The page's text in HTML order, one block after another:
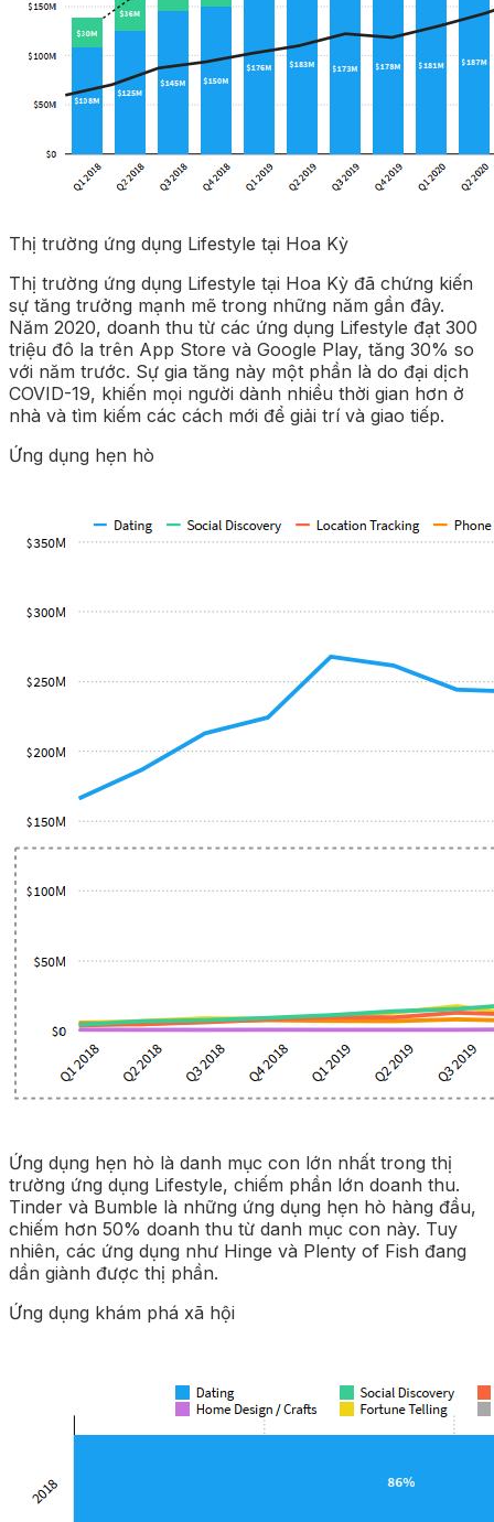
Thị trường ứng dụng Lifestyle tại Hoa Kỳ
Thị trường ứng dụng Lifestyle tại Hoa Kỳ đã chứng kiến
sự tăng trưởng mạnh mẽ trong những năm gần đây.
Năm 2020, doanh thu từ các ứng dụng Lifestyle đạt 300
triệu đô la trên App Store và Google Play, tăng 30% so
với năm trước. Sự gia tăng này một phần là do đại dịch
COVID-19, khiến mọi người dành nhiều thời gian hơn ở
nhà và tìm kiếm các cách mới để giải trí và giao tiếp.
Ứng dụng hẹn hò
Ứng dụng hẹn hò là danh mục con lớn nhất trong thị
trường ứng dụng Lifestyle, chiếm phần lớn doanh thu.
Tinder và Bumble là những ứng dụng hẹn hò hàng đầu,
chiếm hơn 50% doanh thu từ danh mục con này. Tuy
nhiên, các ứng dụng như Hinge và Plenty of Fish đang
dần giành được thị phần.
Ứng dụng khám phá xã hội